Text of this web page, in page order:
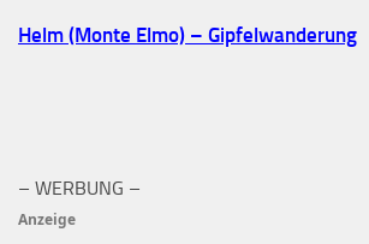
Helm (Monte Elmo) – Gipfelwanderung
– WERBUNG –
Anzeige